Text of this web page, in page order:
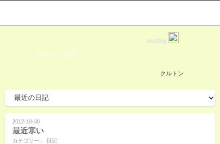
love2log
クルトン日記
クルトン
2012-10-30
最近寒い
カテゴリー： 日記